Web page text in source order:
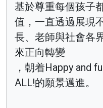
基於尊重每個孩子
值，一直透過展現
長、老師與社會各
來正向轉變
，朝着Happy and
ALL!的願景邁進。